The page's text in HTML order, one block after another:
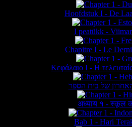
Hoofdstuk I - De
I peatükk -
Chapitre I - Le
Κεφάλαιο Ι - Η
של בית הספר
अध्याय १ - स्कूल
Bab 1 - Hari